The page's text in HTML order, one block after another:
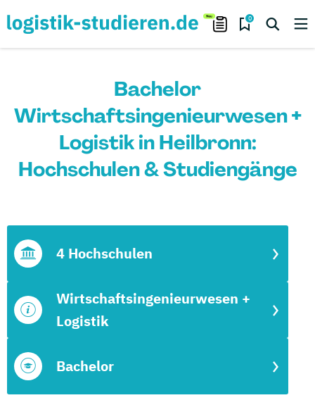
0
Bachelor
Wirtschaftsingenieurwesen +
Logistik in Heilbronn:
Hochschulen & Studiengänge
Bachelor
Wirtschaftsingenieurwesen +
Logistik
4 Hochschulen